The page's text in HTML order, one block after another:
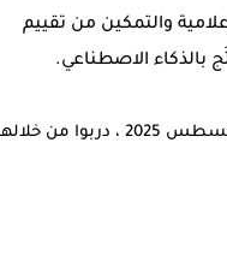
والتمكين من تقييم
بالذكاء الاصطناعي.
قدموا 48 جلسة تدريبية في بلدانهم خلال تموز/يوليو وآب/أغسطس 2025 ، دربوا من